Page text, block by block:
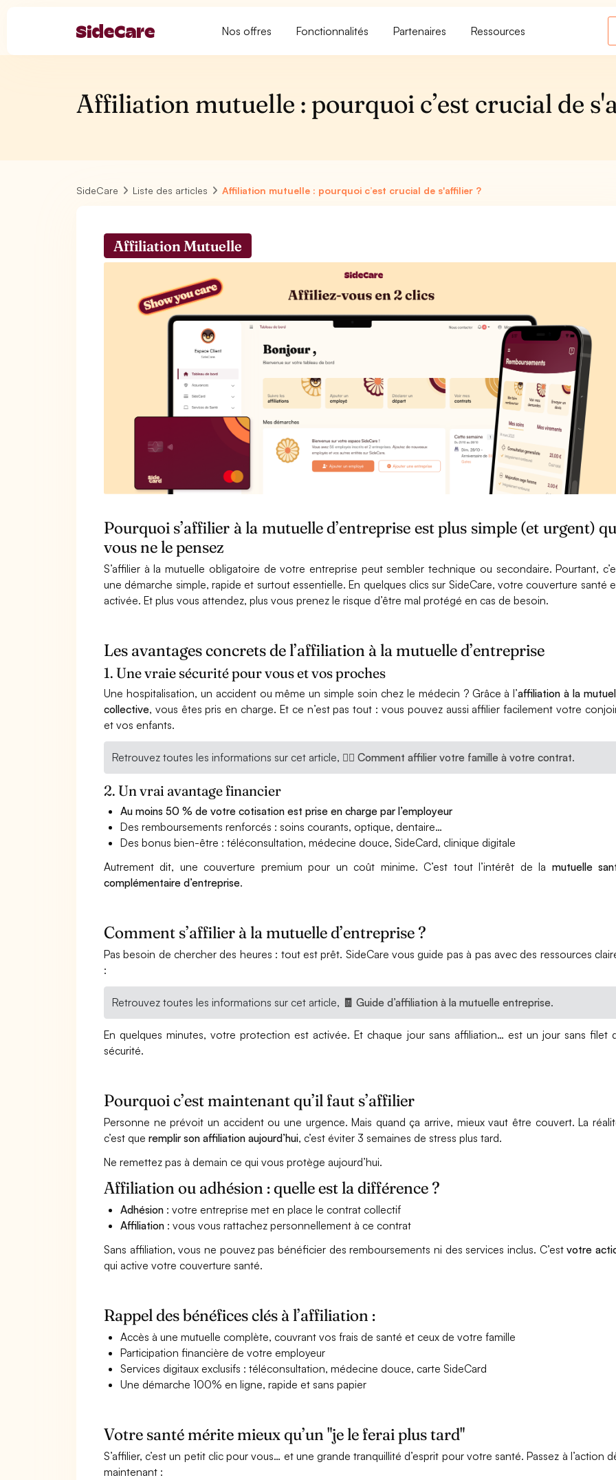
Nos offres Fonctionnalités Partenaires Ressources
Affiliation mutuelle : pourquoi c’est crucial de
SideCare Liste des articles Affiliation mutuelle : pourquoi c’est crucial de s'affilier ?
Affiliation Mutuelle
Pourquoi s’affilier à la mutuelle d’entreprise est plus simple (et urgent)
vous ne le pensez
S’affilier à la mutuelle obligatoire de votre entreprise peut sembler technique ou secondaire. Pourtant,
une démarche simple, rapide et surtout essentielle. En quelques clics sur SideCare, votre couverture santé
activée. Et plus vous attendez, plus vous prenez le risque d’être mal protégé en cas de besoin.
Les avantages concrets de l’affiliation à la mutuelle d’entreprise
1. Une vraie sécurité pour vous et vos proches
Une hospitalisation, un accident ou même un simple soin chez le médecin ? Grâce à l’affiliation à la
collective, vous êtes pris en charge. Et ce n’est pas tout : vous pouvez aussi affilier facilement votre
et vos enfants.
Retrouvez toutes les informations sur cet article, 👉🏻 Comment affilier votre famille à votre contrat.
2. Un vrai avantage financier
Au moins 50 % de votre cotisation est prise en charge par l’employeur
Des remboursements renforcés : soins courants, optique, dentaire…
Des bonus bien-être : téléconsultation, médecine douce, SideCard, clinique digitale
Autrement dit, une couverture premium pour un coût minime. C’est tout l’intérêt de la mutuelle
complémentaire d’entreprise.
Comment s’affilier à la mutuelle d’entreprise ?
Pas besoin de chercher des heures : tout est prêt. SideCare vous guide pas à pas avec des ressources
:
Retrouvez toutes les informations sur cet article, 🧾 Guide d’affiliation à la mutuelle entreprise.
En quelques minutes, votre protection est activée. Et chaque jour sans affiliation… est un jour sans filet
sécurité.
Pourquoi c’est maintenant qu’il faut s’affilier
Personne ne prévoit un accident ou une urgence. Mais quand ça arrive, mieux vaut être couvert. La
c’est queremplir son affiliation aujourd’hui, c’est éviter 3 semaines de stress plus tard.
Ne remettez pas à demain ce qui vous protège aujourd’hui.
Affiliation ou adhésion : quelle est la différence ?
Adhésion : votre entreprise met en place le contrat collectif
Affiliation : vous vous rattachez personnellement à ce contrat
Sans affiliation, vous ne pouvez pas bénéficier des remboursements ni des services inclus. C’estvotre
qui active votre couverture santé.
Rappel des bénéfices clés à l’affiliation :
Accès à une mutuelle complète, couvrant vos frais de santé et ceux de votre famille
Participation financière de votre employeur
Services digitaux exclusifs : téléconsultation, médecine douce, carte SideCard
Une démarche 100% en ligne, rapide et sans papier
Votre santé mérite mieux qu’un "je le ferai plus tard"
S’affilier, c’est un petit clic pour vous… et une grande tranquillité d’esprit pour votre santé. Passez à l’action
maintenant :